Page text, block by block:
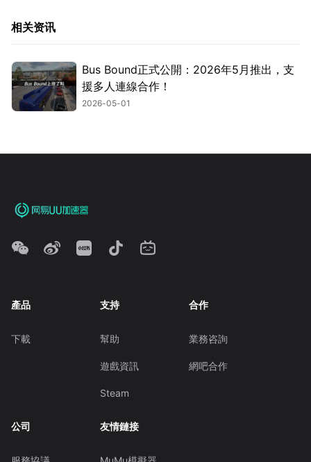
相关资讯
Bus Bound正式公開：2026年5月推出，支
援多人連線合作！
2026-05-01
產品
下載
支持
幫助
遊戲資訊
Steam
合作
業務咨詢
網吧合作
公司 友情鏈接